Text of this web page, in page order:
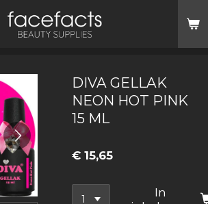
DIVA GELLAK
NEON HOT PINK
15 ML
€ 15,65
In